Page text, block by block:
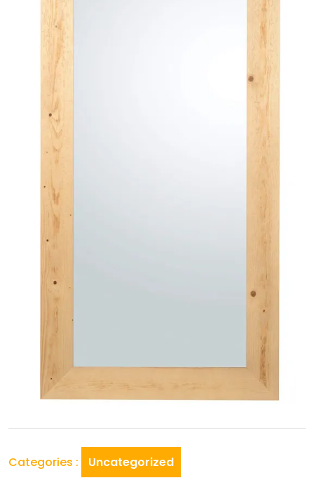
Categories : Uncategorized